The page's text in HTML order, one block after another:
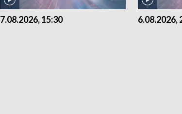
7.08.2026, 15:30 6.08.2026,